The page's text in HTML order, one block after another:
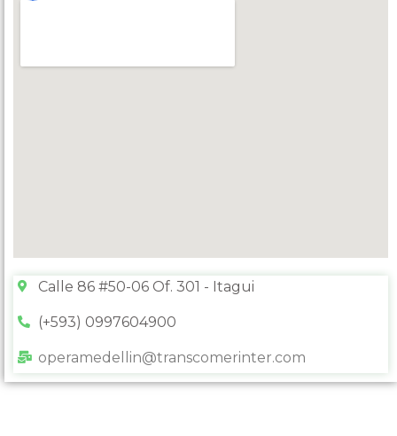
Calle 86 #50-06 Of. 301 - Itagui
(+593) 0997604900
operamedellin@transcomerinter.com